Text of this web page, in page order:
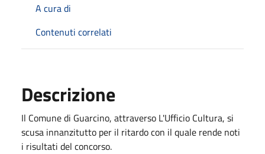
A cura di
Contenuti correlati
Descrizione
Il Comune di Guarcino, attraverso L'Ufficio Cultura, si
scusa innanzitutto per il ritardo con il quale rende noti
i risultati del concorso.